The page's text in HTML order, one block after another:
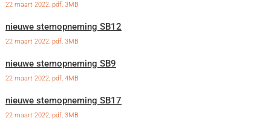
22 maart 2022, pdf, 3MB
nieuwe stemopneming SB12
22 maart 2022, pdf, 3MB
nieuwe stemopneming SB9
22 maart 2022, pdf, 4MB
nieuwe stemopneming SB17
22 maart 2022, pdf, 3MB